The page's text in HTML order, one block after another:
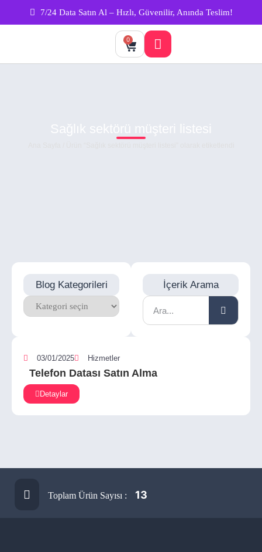
7/24 Data Satın Al – Hızlı, Güvenilir, Anında Teslim!
0
Sağlık sektörü müşteri listesi
Blog Kategorileri İçerik Arama
03/01/2025 Hizmetler
Telefon Datası Satın Alma
Detaylar
Toplam Ürün Sayısı : 13